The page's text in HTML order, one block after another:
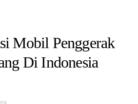
Mobil Penggerak
Di Indonesia